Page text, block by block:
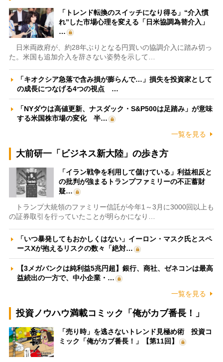
「トレンド転換のスイッチになり得る」“介入慣
れ”した市場心理を変える「日米協調為替介入」
…
日米両政府が、約28年ぶりとなる円買いの協調介入に踏み切っ
た。米国も追加介入を辞さない姿勢を示して…
「キオクシア急落で含み損が膨らんで…」損失を投資家として
の成長につなげる4つの視点 …
「NYダウは高値更新、ナスダック・S&P500は足踏み」が意味
する米国株市場の変化 半…
一覧を見る
大前研一「ビジネス新大陸」の歩き方
「イラン戦争を利用して儲けている」利益相反と
の批判が強まるトランプファミリーの不正蓄財
疑…
トランプ大統領のファミリー信託が今年1～3月に3000回以上も
の証券取引を行っていたことが明らかになり…
「いつ暴発してもおかしくはない」イーロン・マスク氏とスペ
ースXが抱えるリスクの数々「絶対…
【3メガバンクは純利益5兆円超】銀行、商社、ゼネコンは最高
益続出の一方で、中小企業・…
一覧を見る
投資ノウハウ満載コミック「俺がカブ番長！」
「売り時」を逃さないトレンド見極め術 投資コ
ミック「俺がカブ番長！」【第11回】